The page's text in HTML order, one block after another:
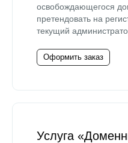
освобождающегося
претендовать на
текущий
Оформить заказ
Услуга